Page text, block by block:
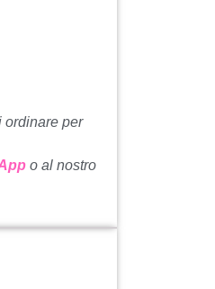
ordinare per
o al nostro